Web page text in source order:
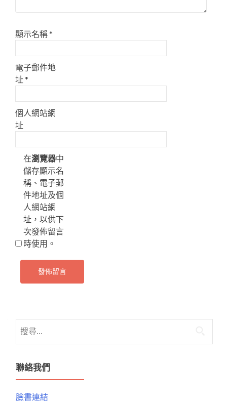
顯示名稱*
電子郵件地
址*
個人網站網
址
在瀏覽器中
儲存顯示名
稱、電子郵
件地址及個
人網站網
址，以供下
次發佈留言
時使用。
尋
鍵
字:
聯絡我們
臉書連結